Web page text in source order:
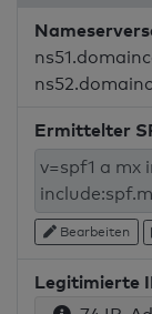
Ermittelter
Bearbeiten
Legitimierte